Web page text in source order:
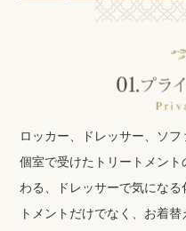
ロッカー、ドレッサー、ソフ
個室で受けたトリートメン
わる、ドレッサーで気にな
トメントだけでなく、お着